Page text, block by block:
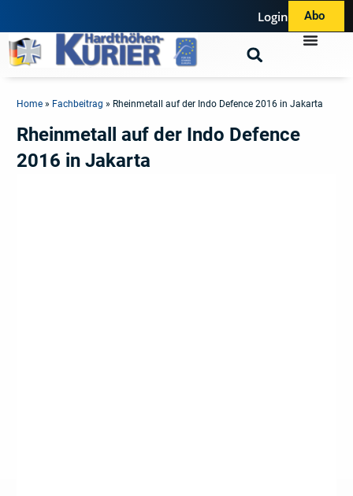
Login Abo
Home » Fachbeitrag » Rheinmetall auf der Indo Defence 2016 in Jakarta
Rheinmetall auf der Indo Defence
2016 in Jakarta